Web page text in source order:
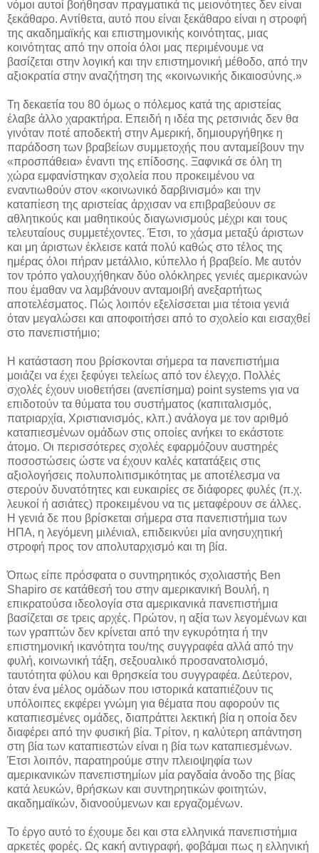
νόμοι αυτοί βοήθησαν πραγματικά τις μειονότητες δεν είναι
ξεκάθαρο. Αντίθετα, αυτό που είναι ξεκάθαρο είναι η στροφή
της ακαδημαϊκής και επιστημονικής κοινότητας, μιας
κοινότητας από την οποία όλοι μας περιμένουμε να
βασίζεται στην λογική και την επιστημονική μέθοδο, από την
αξιοκρατία στην αναζήτηση της «κοινωνικής δικαιοσύνης.»
Τη δεκαετία του 80 όμως ο πόλεμος κατά της αριστείας
έλαβε άλλο χαρακτήρα. Επειδή η ιδέα της ρετσινιάς δεν θα
γινόταν ποτέ αποδεκτή στην Αμερική, δημιουργήθηκε η
παράδοση των βραβείων συμμετοχής που ανταμείβουν την
«προσπάθεια» έναντι της επίδοσης. Ξαφνικά σε όλη τη
χώρα εμφανίστηκαν σχολεία που προκειμένου να
εναντιωθούν στον «κοινωνικό δαρβινισμό» και την
καταπίεση της αριστείας άρχισαν να επιβραβεύουν σε
αθλητικούς και μαθητικούς διαγωνισμούς μέχρι και τους
τελευταίους συμμετέχοντες. Έτσι, το χάσμα μεταξύ άριστων
και μη άριστων έκλεισε κατά πολύ καθώς στο τέλος της
ημέρας όλοι πήραν μετάλλιο, κύπελλο ή βραβείο. Με αυτόν
τον τρόπο γαλουχήθηκαν δύο ολόκληρες γενιές αμερικανών
που έμαθαν να λαμβάνουν ανταμοιβή ανεξαρτήτως
αποτελέσματος. Πώς λοιπόν εξελίσσεται μια τέτοια γενιά
όταν μεγαλώσει και αποφοιτήσει από το σχολείο και εισαχθεί
στο πανεπιστήμιο;
Η κατάσταση που βρίσκονται σήμερα τα πανεπιστήμια
μοιάζει να έχει ξεφύγει τελείως από τον έλεγχο. Πολλές
σχολές έχουν υιοθετήσει (ανεπίσημα) point systems για να
επιδοτούν τα θύματα του συστήματος (καπιταλισμός,
πατριαρχία, Χριστιανισμός, κλπ.) ανάλογα με τον αριθμό
καταπιεσμένων ομάδων στις οποίες ανήκει το εκάστοτε
άτομο. Οι περισσότερες σχολές εφαρμόζουν αυστηρές
ποσοστώσεις ώστε να έχουν καλές κατατάξεις στις
αξιολογήσεις πολυπολιτισμικότητας με αποτέλεσμα να
στερούν δυνατότητες και ευκαιρίες σε διάφορες φυλές (π.χ.
λευκοί ή ασιάτες) προκειμένου να τις μεταφέρουν σε άλλες.
Η γενιά δε που βρίσκεται σήμερα στα πανεπιστήμια των
ΗΠΑ, η λεγόμενη μιλένιαλ, επιδεικνύει μία ανησυχητική
στροφή προς τον απολυταρχισμό και τη βία.
Όπως είπε πρόσφατα ο συντηρητικός σχολιαστής Ben
Shapiro σε κατάθεσή του στην αμερικανική Βουλή, η
επικρατούσα ιδεολογία στα αμερικανικά πανεπιστήμια
βασίζεται σε τρεις αρχές. Πρώτον, η αξία των λεγομένων και
των γραπτών δεν κρίνεται από την εγκυρότητα ή την
επιστημονική ικανότητα του/της συγγραφέα αλλά από την
φυλή, κοινωνική τάξη, σεξουαλικό προσανατολισμό,
ταυτότητα φύλου και θρησκεία του συγγραφέα. Δεύτερον,
όταν ένα μέλος ομάδων που ιστορικά καταπιέζουν τις
υπόλοιπες εκφέρει γνώμη για θέματα που αφορούν τις
καταπιεσμένες ομάδες, διαπράττει λεκτική βία η οποία δεν
διαφέρει από την φυσική βία. Τρίτον, η καλύτερη απάντηση
στη βία των καταπιεστών είναι η βία των καταπιεσμένων.
Έτσι λοιπόν, παρατηρούμε στην πλειοψηφία των
αμερικανικών πανεπιστημίων μία ραγδαία άνοδο της βίας
κατά λευκών, θρήσκων και συντηρητικών φοιτητών,
ακαδημαϊκών, διανοούμενων και εργαζομένων.
Το έργο αυτό το έχουμε δει και στα ελληνικά πανεπιστήμια
αρκετές φορές. Ως κακή αντιγραφή, φοβάμαι πως η ελληνική